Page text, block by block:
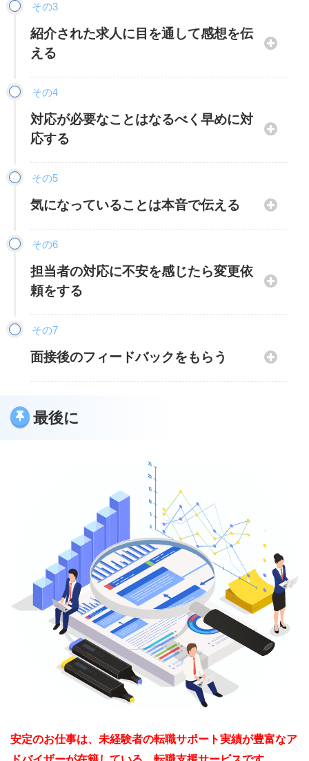
すすめします。
メールまたは電話で、担当者に連絡しましょう。 例
えば、「転職エージェントに複数登録して、少しで
も多くの求人を検討できるようにしたい」等、理由
も簡単に添えると尚よいです。
エージェントの複数利用は珍しいことではありませ
ん。
躊躇わずに伝えましょう。
のお仕事の担当コンサルタントにしっかり伝えまし
ょう。中でも以下について、ある程度の希望条件を
明確にしておくのが良いでしょう。
伝えておきたいこと
希望する職種と業界
希望勤務地
希望する年収
リモートワークや休日などの希望勤務条件
また、どのような点にこだわっているのかなどの方
向性についても、具体的に伝えられるようにしてお
くとなお良いです。
絞り込んでもらえるので、無駄な求人やミスマッチ
を防ぐことに繋げられます。
その3
紹介された求人に目を通して感想を伝
える
求人は目を通し、感想を伝えましょう。
を探しますが、勘違いをしている場合もあるでしょ
う。
例え１つの勘違いでも、希望通りの求人は減ってし
てしまいます。
を述べることで、よりお互いが具体的に希望を認識
をすることもできます。
シゴトノコト
担当コンサルタントに遠慮なく伝え
ましょう。
その4
対応が必要なことはなるべく早めに対
応する
転職エージェントのメールへの返信や、報告はきち
ています。
求人や日程調整への反応がない、または遅い場合、
企業の印象が変わってきてしまいます。その為、で
転職成功の可能性が上がるので、早
め早めに対応していきましょう。
その5
気になっていることは本音で伝える
気になっていることは、なるべく本音で伝えましょ
些細なことでも話しておくことで、転職エージェン
人を紹介しやすくなります。
逆に言わなかったり、真実とは異なる内容を話して
なので、本音で話せば話すだけ、自分に適した求人
シゴトノコト
「恥ずかしい」とか「印象悪いか
な」と考えず、可能な限り本音で話
すようにしましょう。
その6
担当者の対応に不安を感じたら変更依
頼をする
人間同士のやりとりなので、どうしても担当者との
くないのかもしれません。
めることで失敗に繋がるリスクだけでなく、大きな
時間のロスになってしまうので、担当変更を依頼し
シゴトノコト
遠慮せず、担当変更依頼をしましょ
う。
その7
面接後のフィードバックをもらう
通常、応募した企業で不採用になってしまった場
合、その理由は分かりません。
ですが、転職エージェント経由で面談を受けて不採
用になった場合、不合格の理由がエージェント側に
伝えられます。
これは、エージェント側がNGの人材を理解し、次
の人材紹介につなげる為に伝えているものなので、
是非確認して次へ活かすようにしましょう。
確認して次に備えましょう。
最後に
安定のお仕事は、未経験者の転職サポート実績が豊富なア